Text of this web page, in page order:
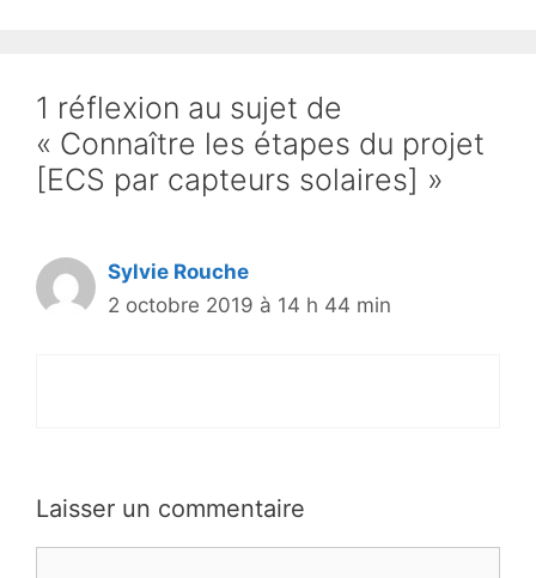
1 réflexion au sujet de
« Connaître les étapes du projet
[ECS par capteurs solaires] »
Sylvie Rouche
2 octobre 2019 à 14 h 44 min
Laisser un commentaire